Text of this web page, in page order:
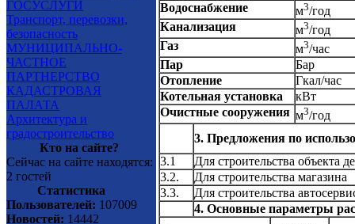
ГОСУСЛУГИ
Транспорт, перевозки,
безопасность
МУНИЦИПАЛЬНО-
ЧАСТНОЕ
ПАРТНЕРСТВО
КАДАСТРОВАЯ
ПАЛАТА
Архитектура и
градостроительство
Кто на сайте?
Сейчас на сайте находятся:
2 гостей
Статистика
Пользователей: 107009
Новостей: 14442
Водоснабжение
м3/год
Канализация
м3/год
Газ
м3/час
Пар
Бар
Отопление
Гкал/час
Котельная установка
кВт
Очистные сооружения м3/год
3. Предложения по
3.1
Для строительства объекта
3.2.
Для строительства магазина
3.3.
Для строительства
4. Основные параметры